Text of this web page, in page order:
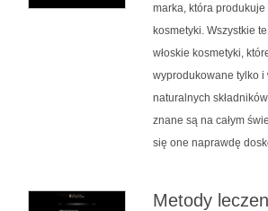
marka, która
kosmetyki. Wszystkie
włoskie kosmetyki,
wyprodukowane tylko i
naturalnych
znane są na całym
się one naprawdę
Metody